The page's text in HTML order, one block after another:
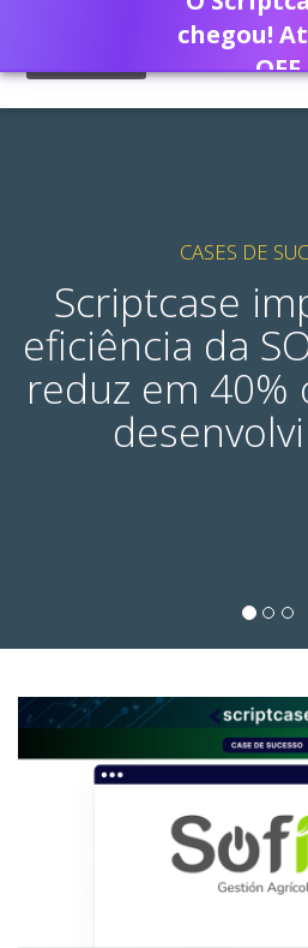
CASES DE
Scriptcase
eficiência da
reduz em
chegou!
OFF